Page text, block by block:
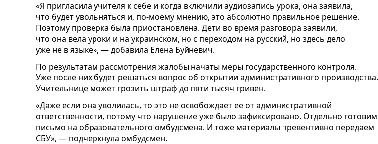
«Я пригласила учителя к себе и когда включили аудиозапись урока, она заявила,
что будет увольняться и, по-моему мнению, это абсолютно правильное решение.
Поэтому проверка была приостановлена. Дети во время разговора заявили,
что она вела уроки и на украинском, но с переходом на русский, но здесь дело
уже не в языке», — добавила Елена Буйневич.
По результатам рассмотрения жалобы начаты меры государственного контроля.
Уже после них будет решаться вопрос об открытии административного производства.
Учительнице может грозить штраф до пяти тысяч гривен.
«Даже если она уволилась, то это не освобождает ее от административной
ответственности, потому что нарушение уже было зафиксировано. Отдельно готовим
письмо на образовательного омбудсмена. И тоже материалы превентивно передаем
СБУ», — подчеркнула омбудсмен.